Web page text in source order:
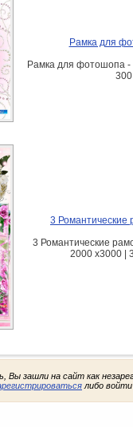
Рамка для
Рамка для фотошопа -
3 Романтические
3 Романтические
2000 x3000 |
зашли на сайт как
либо